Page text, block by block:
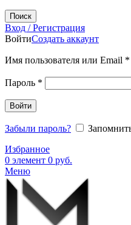
Поиск
Вход / Регистрация
ВойтиСоздать аккаунт
Имя пользователя или Email *
Пароль *
Войти
Забыли пароль?
Избранное
0 элемент 0 руб.
Меню